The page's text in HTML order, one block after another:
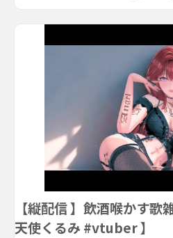
【縦配信 】飲酒喉かす
天使くるみ #vtuber 】